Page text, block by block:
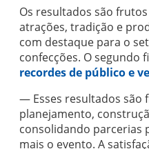
Os resultados são
atrações, tradição e
com destaque para o
confecções. O segundo
recordes de público e
— Esses resultados são
planejamento,
consolidando parcerias
mais o evento. A